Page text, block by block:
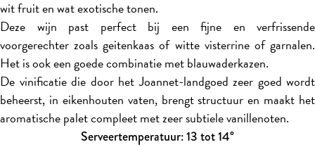
wit fruit en wat exotische tonen.
Deze wijn past perfect bij een fijne en verfrissende
voorgerechter zoals geitenkaas of witte visterrine of garnalen.
Het is ook een goede combinatie met blauwaderkazen.
De vinificatie die door het Joannet-landgoed zeer goed wordt
beheerst, in eikenhouten vaten, brengt structuur en maakt het
aromatische palet compleet met zeer subtiele vanillenoten.
Serveertemperatuur: 13 tot 14°